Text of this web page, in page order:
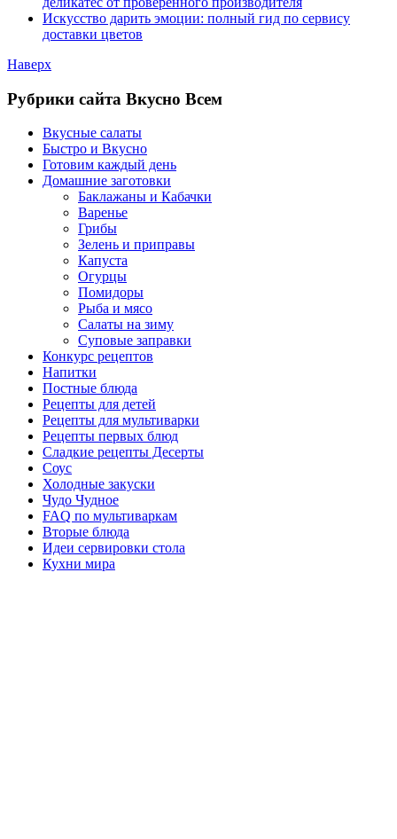
Искусство дарить эмоции: полный гид по сервису
доставки цветов
Наверх
Рубрики сайта Вкусно Всем
Вкусные салаты
Быстро и Вкусно
Готовим каждый день
Домашние заготовки
Баклажаны и Кабачки
Варенье
Грибы
Зелень и приправы
Капуста
Огурцы
Помидоры
Рыба и мясо
Салаты на зиму
Суповые заправки
Конкурс рецептов
Напитки
Постные блюда
Рецепты для детей
Рецепты для мультиварки
Рецепты первых блюд
Сладкие рецепты Десерты
Соус
Холодные закуски
Чудо Чудное
FAQ по мультиваркам
Вторые блюда
Идеи сервировки стола
Кухни мира